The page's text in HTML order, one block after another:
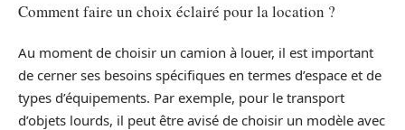
Comment faire un choix éclairé pour la location ?
Au moment de choisir un camion à louer, il est important
de cerner ses besoins spécifiques en termes d’espace et de
types d’équipements. Par exemple, pour le transport
d’objets lourds, il peut être avisé de choisir un modèle avec